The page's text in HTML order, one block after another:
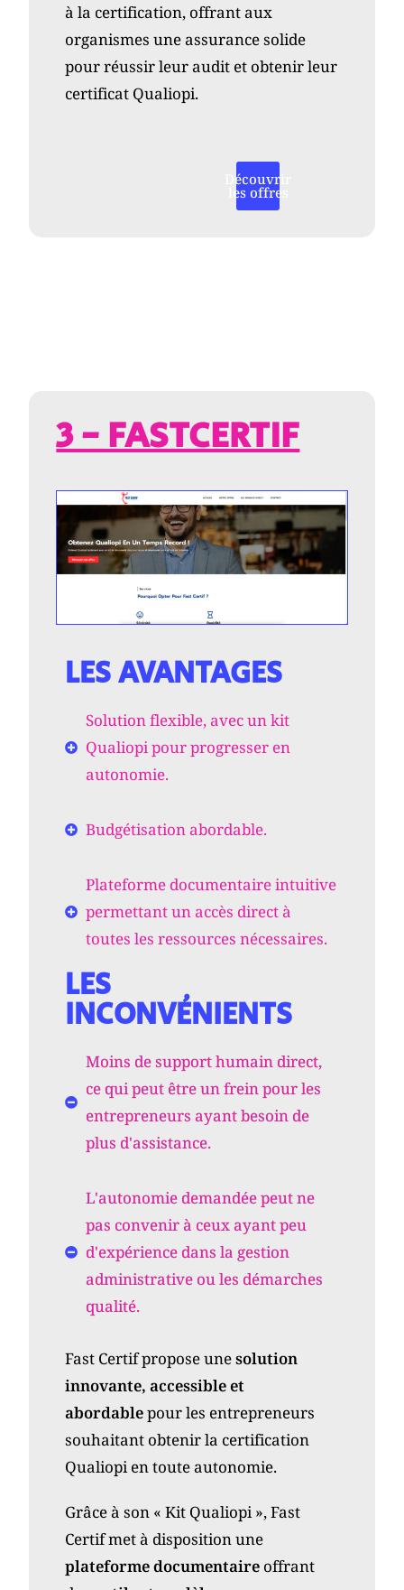
à la certification, offrant aux
organismes une assurance solide
pour réussir leur audit et obtenir leur
certificat Qualiopi.
Découvrir
les offres
3 - FASTCERTIF
LES AVANTAGES
Solution flexible, avec un kit
Qualiopi pour progresser en
autonomie.
Budgétisation abordable.
Plateforme documentaire intuitive
permettant un accès direct à
toutes les ressources nécessaires.
LES
INCONVÉNIENTS
Moins de support humain direct,
ce qui peut être un frein pour les
entrepreneurs ayant besoin de
plus d'assistance.
L'autonomie demandée peut ne
pas convenir à ceux ayant peu
d'expérience dans la gestion
administrative ou les démarches
qualité.
Fast Certif propose unesolution
innovante, accessible et
abordablepour les entrepreneurs
souhaitant obtenir la certification
Qualiopi en toute autonomie.
Grâce à son « Kit Qualiopi », Fast
Certif met à disposition une
plateforme documentaire offrant